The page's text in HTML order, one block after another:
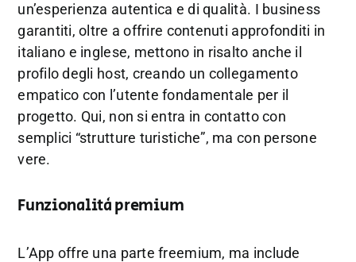
un’esperienza autentica e di qualità. I business
garantiti, oltre a offrire contenuti approfonditi in
italiano e inglese, mettono in risalto anche il
profilo degli host, creando un collegamento
empatico con l’utente fondamentale per il
progetto. Qui, non si entra in contatto con
semplici “strutture turistiche”, ma con persone
vere.
Funzionalità premium
L’App offre una parte freemium, ma include